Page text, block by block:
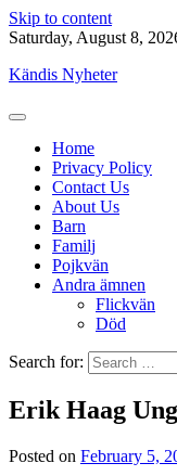
Skip to content
Saturday, August 8,
Kändis Nyheter
Home
Privacy Policy
Contact Us
About Us
Barn
Familj
Pojkvän
Andra ämnen
Flickvän
Död
Search for:
Erik Haag Ung
Posted on February 5,